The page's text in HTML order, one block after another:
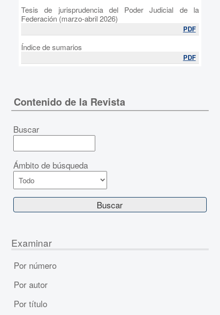
Tesis de jurisprudencia del Poder Judicial de la
Federación (marzo-abril 2026)
PDF
Índice de sumarios
PDF
Contenido de la Revista
Buscar
Ámbito de búsqueda
Examinar
Por número
Por autor
Por título